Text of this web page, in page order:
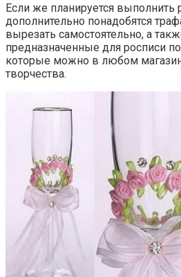
Если же планируется выполнить
дополнительно понадобятся
вырезать самостоятельно, а
предназначенные для росписи
которые можно в любом
творчества.